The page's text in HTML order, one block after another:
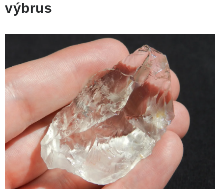
ŠPERKY S KAMENY
SLEVY
VIDEOGALERIE
KONTAKT
Obchodní podmínky
Podmínky ochrany osobních údajů
Poučení o právu na odstoupení od smlouvy
Puncovní značky
Výkup minerálů a drahých kamenů
Kontakt
výbrus